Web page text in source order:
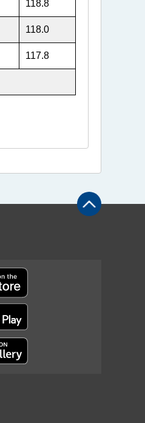
118.8
118.0
117.8